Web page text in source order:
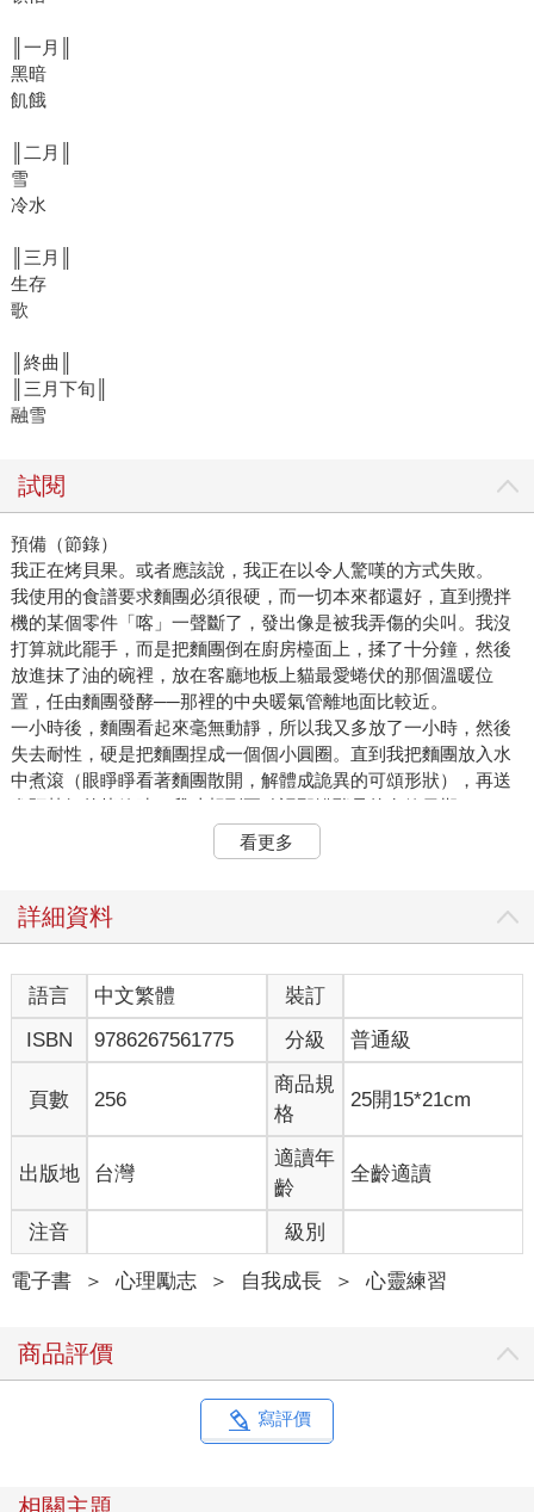
║一月║
黑暗
飢餓
║二月║
雪
冷水
║三月║
生存
歌
║終曲║
║三月下旬║
融雪
試閱
預備（節錄）
我正在烤貝果。或者應該說，我正在以令人驚嘆的方式失敗。
我使用的食譜要求麵團必須很硬，而一切本來都還好，直到攪拌
機的某個零件「喀」一聲斷了，發出像是被我弄傷的尖叫。我沒
打算就此罷手，而是把麵團倒在廚房檯面上，揉了十分鐘，然後
放進抹了油的碗裡，放在客廳地板上貓最愛蜷伏的那個溫暖位
置，任由麵團發酵──那裡的中央暖氣管離地面比較近。
一小時後，麵團看起來毫無動靜，所以我又多放了一小時，然後
失去耐性，硬是把麵團捏成一個個小圓圈。直到我把麵團放入水
中煮滾（眼睜睜看著麵團散開，解體成詭異的可頌形狀），再送
進預熱好的烤箱時，我才想到要確認那罐酵母的有效日期：二○一
三年一月。五年前。我想大概是在我兒子出生前買的，那段時間
是我最近一次有閒情逸致想著做些發酵麵點。
只是為了讓雙手持續動著。當然，貝果本不該這麼「硬」（不論
H平安出院了，甚至高高興興回去工作。我還待在家。長年的緊
繃一路轟隆作響，如今我的壓力已達頂點。我覺得身體無法前往
公司，就好像有一條彈力帶把我拴在房子，每當我試圖搭車上
班，彈力帶就「啪」地把我彈回屋內。這並非一時衝動，而是身
體上的徹底抗拒。我已經硬撐很久，但終於有什麼斷了。也許就
是名符其實的斷了。H住院時，我開始注意到右腹側有一股悶
痛，本來以為是對他闌尾炎的共情疼痛。但後來那股疼痛一直持
續，事實上，似乎還在他好轉後加劇了。稍一用力，我就痛得皺
眉。上週，我在大學講台上痛得彎下腰，腦子裡除了痛，什麼都
無法思考。我搭公車回家，此後幾乎就沒再出門。
我硬著頭皮和家庭醫師進行了一段局促不安的對話，坦承自己刻
意忽視疑似大腸癌的主要症狀已大概一年之久，於是醫師轉介我
一紙宣告，宣布我無法應付生活。我暗暗慶幸自己有疼痛可以面
對，而不是那種更飄忽的，覺得自己已被壓垮的感受。疼痛感覺
比較具體。我可以躲在後面說：看，我不是工作做不完，我是真
看更多
詳細資料
語言 中文繁體
裝訂
ISBN
9786267561775 分級 普通級
頁數 256
商品規
格
25開15*21cm
出版地 台灣
適讀年
齡
全齡適讀
注音 級別
電子書 ＞ 心理勵志 ＞ 自我成長 ＞ 心靈練習
商品評價
寫評價